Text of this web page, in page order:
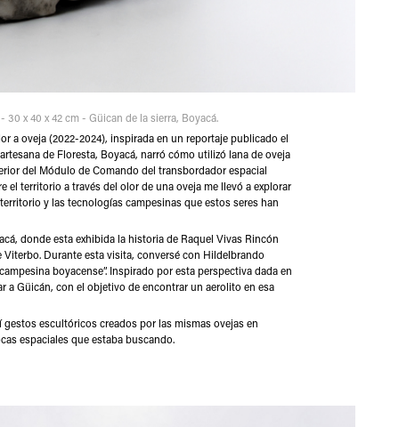
x 40 x 42 cm - Güican de la sierra, Boyacá.
a oveja (2022-2024), inspirada en un reportaje publicado el
de Floresta, Boyacá, narró cómo utilizó lana de oveja
del Módulo de Comando del transbordador espacial
el territorio a través del olor de una oveja me llevó a explorar
y las tecnologías campesinas que estos seres han
donde esta exhibida la historia de Raquel Vivas Rincón
Durante esta visita, conversé con Hildelbrando
boyacense”. Inspirado por esta perspectiva dada en
Güicán, con el objetivo de encontrar un aerolito en esa
escultóricos creados por las mismas ovejas en
espaciales que estaba buscando.